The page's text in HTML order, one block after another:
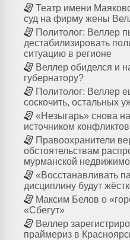
Театр имени
суд на фирму жены
Политолог: Веллер
дестабилизировать
ситуацию в регионе
Веллер обиделся и
губернатору?
Политолог: Веллер
соскочить, остальных
«Незыгарь» снова
источником
Правоохранители
обстоятельствам
мурманской
«Восстанавливать
дисциплину будут
Максим Белов о
«Сбегут»
Веллер
праймериз в